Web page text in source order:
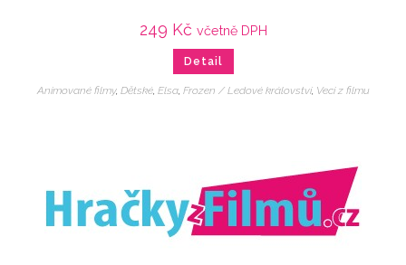
249 Kč včetně DPH
Detail
Animované filmy, Dětské, Elsa, Frozen / Ledové království, Veci z filmu